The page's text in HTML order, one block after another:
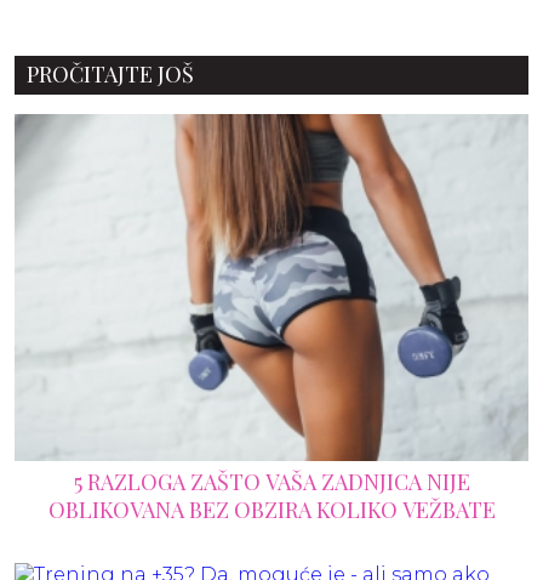
PROČITAJTE JOŠ
5 RAZLOGA ZAŠTO VAŠA ZADNJICA NIJE
OBLIKOVANA BEZ OBZIRA KOLIKO VEŽBATE